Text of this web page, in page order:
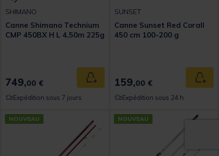
SHIMANO
Canne Shimano Technium
CMP 450BX H L 4,50m 225g
749,00 € Ajouter au panier
Expédition sous 7 jours
SUNSET
Canne Sunset Red Corall
450 cm 100-200 g
159,00 €
Expédition sous 24 h
NOUVEAU NOUVEAU